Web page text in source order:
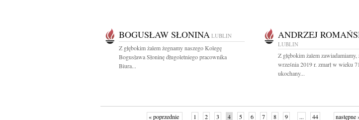
BOGUSŁAW SŁONINA LUBLIN
Z głębokim żalem żegnamy naszego Kolegę
Bogusława Słoninę długoletniego pracownika
Biura...
ANDRZEJ
LUBLIN
Z głębokim żalem
września 2019 r. zmarł w wieku
ukochany...
« poprzednie 1 2 3 4 5 6 7 8 9 ... 44 następne